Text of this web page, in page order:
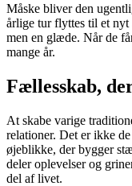
Måske bliver den
årlige tur flyttes til et
men en glæde. Når de
mange år.
Fællesskab,
At skabe varige
relationer. Det er ikke
øjeblikke, der bygger
deler oplevelser og
del af livet.